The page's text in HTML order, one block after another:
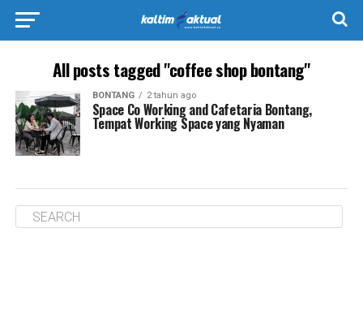
All posts tagged "coffee shop bontang"
BONTANG 2 tahun ago
Space Co Working and Cafetaria Bontang,
Tempat Working Space yang Nyaman